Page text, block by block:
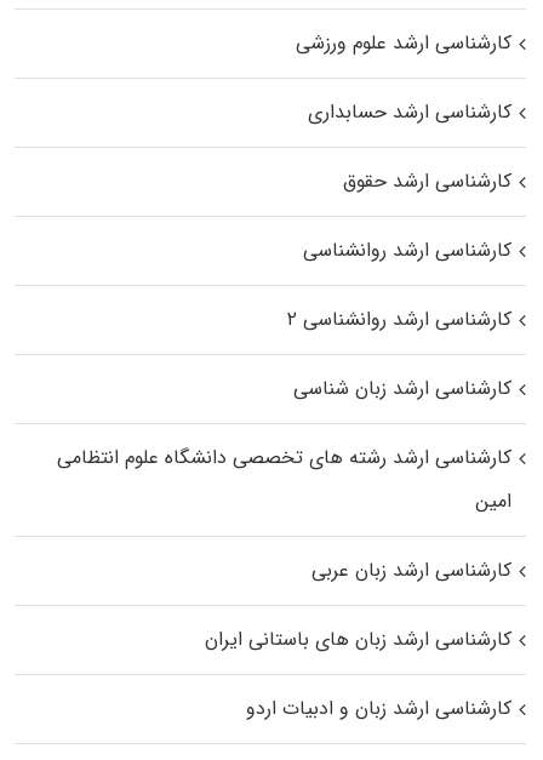
کارشناسی ارشد علوم ورزشی
کارشناسی ارشد حسابداری
کارشناسی ارشد حقوق
کارشناسی ارشد روانشناسی
کارشناسی ارشد روانشناسی ۲
کارشناسی ارشد زبان شناسی
کارشناسی ارشد رﺷﺘﻪ ﻫﺎی تخصصی داﻧﺸﮕﺎه ﻋﻠﻮم انتظامی
اﻣﻴﻦ
کارشناسی ارشد زبان عربی
کارشناسی ارشد زبان‌ های باستانی ایران
کارشناسی ارشد زبان و ادبیات اردو